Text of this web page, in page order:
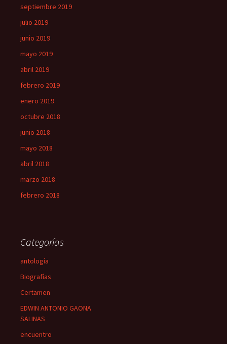
septiembre 2019
julio 2019
junio 2019
mayo 2019
abril 2019
febrero 2019
enero 2019
octubre 2018
junio 2018
mayo 2018
abril 2018
marzo 2018
febrero 2018
Categorías
antología
Biografías
Certamen
EDWIN ANTONIO GAONA
SALINAS
encuentro